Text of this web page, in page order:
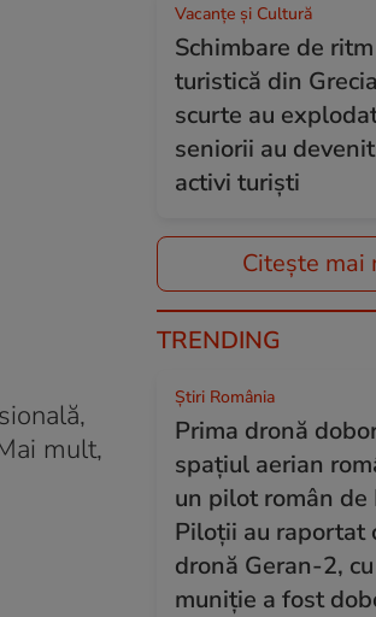
mult,
Vacanțe și Cultură
Schimbare de
turistică din
scurte au
seniorii au
activi turiști
Citește mai
TRENDING
Știri România
Prima dronă
spațiul aerian
un pilot român de
Piloții au raportat
dronă Geran-2,
muniție a fost